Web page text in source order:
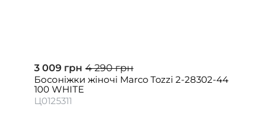
3 009 грн 4 290 грн
Босоніжки жіночі Marco Tozzi 2-28302-44
100 WHITE
Ц0125311